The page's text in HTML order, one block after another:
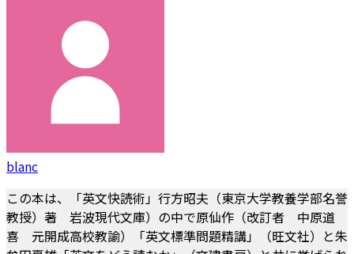
blanc
この本は、「英文快読術」行方昭夫（東京大学教養学部名誉
教授）著 岩波現代文庫）の中で原仙作（改訂者 中原道
喜 元開成高校教諭）「英文標準問題精講」（旺文社）と朱